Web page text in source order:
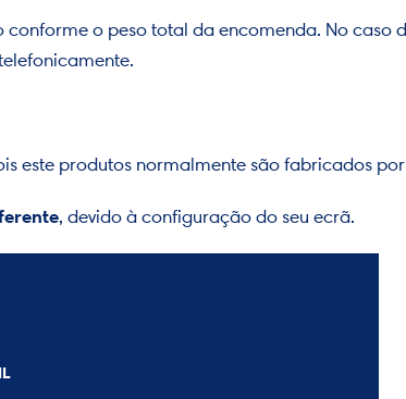
o peso total da encomenda. No caso
este produtos normalmente são fabricados
, devido à configuração do seu ecrã.